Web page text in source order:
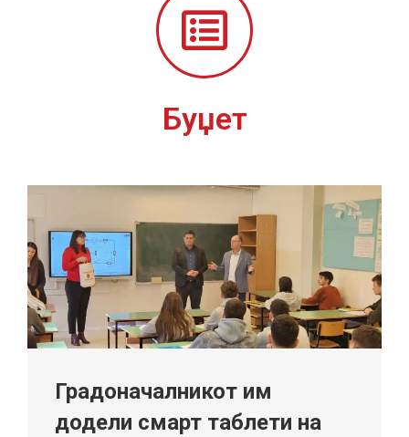
Буџет
Градоначалникот им
додели смарт таблети на